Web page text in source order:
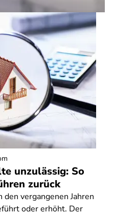
unzulässig: So
zurück
vergangenen Jahren
oder erhöht. Der